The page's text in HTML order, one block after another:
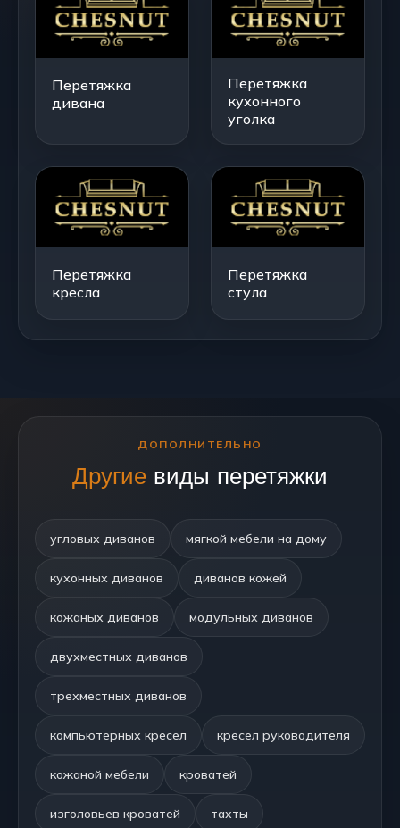
Перетяжка
дивана
Перетяжка
кухонного
уголка
Перетяжка
кресла
Перетяжка
стула
ДОПОЛНИТЕЛЬНО
Другие виды перетяжки
угловых диванов мягкой мебели на дому
кухонных диванов диванов кожей
кожаных диванов модульных диванов
двухместных диванов
трехместных диванов
компьютерных кресел кресел руководителя
кожаной мебели кроватей
изголовьев кроватей тахты